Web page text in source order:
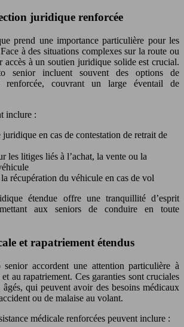
juridique renforcée
prend une importance particulière pour les
à des situations complexes sur la route ou
accès à un soutien juridique solide est crucial.
senior incluent souvent des options de
renforcée, couvrant un large éventail de
inclure :
juridique en cas de contestation de retrait de
les litiges liés à l’achat, la vente ou la
récupération du véhicule en cas de vol
étendue offre une tranquillité d’esprit
aux seniors de conduire en toute
et rapatriement étendus
senior accordent une attention particulière à
et au rapatriement. Ces garanties sont cruciales
qui peuvent avoir des besoins médicaux
ou de malaise au volant.
médicale renforcées peuvent inclure :